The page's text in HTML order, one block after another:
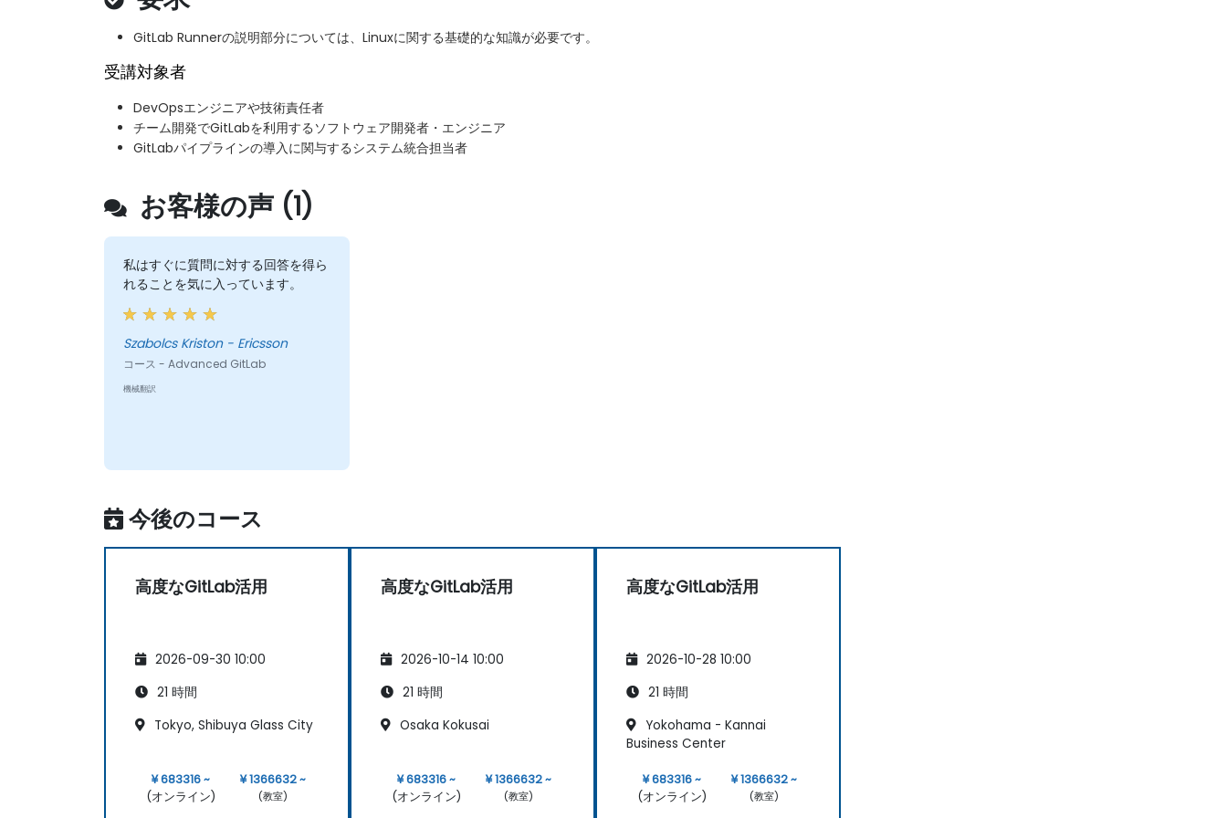
GitLab Runnerの説明部分については、Linuxに関する基礎的な知識が必要です。
受講対象者
DevOpsエンジニアや技術責任者
チーム開発でGitLabを利用するソフトウェア開発者・エンジニア
GitLabパイプラインの導入に関与するシステム統合担当者
お客様の声 (1)
私はすぐに質問に対する回答を得ら
れることを気に入っています。
Szabolcs Kriston - Ericsson
コース - Advanced GitLab
機械翻訳
今後のコース
高度なGitLab活用
2026-09-30 10:00
21 時間
Tokyo, Shibuya Glass City
¥ 683316 ~
(オンライン)
¥ 1366632 ~
(教室)
高度なGitLab活用
2026-10-14 10:00
21 時間
Osaka Kokusai
¥ 683316 ~
(オンライン)
¥ 1366632 ~
(教室)
高度なGitLab活用
2026-10-28 10:00
21 時間
Yokohama - Kannai
Business Center
¥ 683316 ~
(オンライン)
¥ 1366632 ~
(教室)